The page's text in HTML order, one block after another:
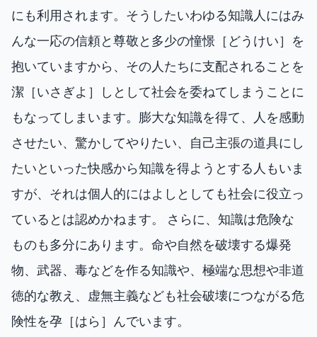
にも利用されます。そうしたいわゆる知識人にはみ
んな一応の信頼と尊敬と多少の憧憬［どうけい］を
抱いていますから、その人たちに支配されることを
潔［いさぎよ］しとして社会を委ねてしまうことに
もなってしまいます。膨大な知識を得て、人を感動
させたい、驚かしてやりたい、自己主張の道具にし
たいといった快感から知識を得ようとする人もいま
すが、それは個人的にはよしとしても社会に役立っ
ているとは認めかねます。 さらに、知識は危険な
ものも多分にあります。命や自然を破壊する爆発
物、武器、毒などを作る知識や、極端な思想や非道
徳的な教え、虚無主義なども社会破壊につながる危
険性を孕［はら］んでいます。